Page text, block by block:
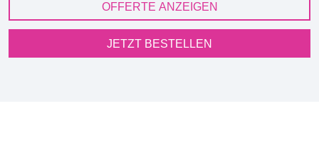
OFFERTE ANZEIGEN
JETZT BESTELLEN